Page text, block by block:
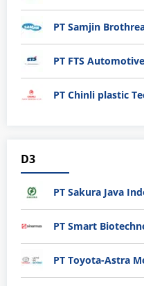
PT Samjin
PT FTS
PT Chinli plastic
D3
PT Sakura Java
PT Smart
PT Toyota-Astra